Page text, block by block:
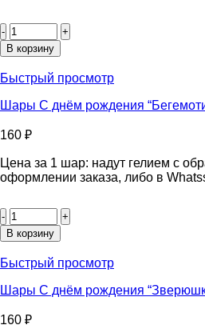
товара
Шары
С
днём
“Бабочки”
В корзину
Быстрый просмотр
Шары С днём рождения
160 ₽
Цена за 1 шар: надут гелием с
оформлении заказа, либо в
товара
Шары
днём
“Бегемотик”
В корзину
Быстрый просмотр
Шары С днём рождения
160 ₽